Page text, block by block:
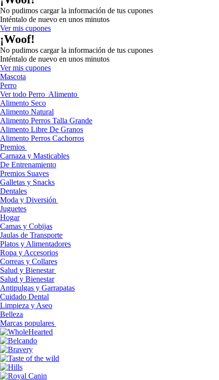
No pudimos cargar la información de tus cupones
Inténtalo de nuevo en unos minutos
Ver mis cupones
¡Woof!
No pudimos cargar la información de tus cupones
Inténtalo de nuevo en unos minutos
Ver mis cupones
Mascota
Perro
Ver todo Perro Alimento
Alimento Seco
Alimento Natural
Alimento Perros Talla Grande
Alimento Libre De Granos
Alimento Perros Cachorros
Premios
Carnaza y Masticables
De Entrenamiento
Premios Suaves
Galletas y Snacks
Dentales
Moda y Diversión
Juguetes
Hogar
Camas y Cobijas
Jaulas de Transporte
Platos y Alimentadores
Ropa y Accesorios
Correas y Collares
Salud y Bienestar
Salud y Bienestar
Antipulgas y Garrapatas
Cuidado Dental
Limpieza y Aseo
Belleza
Marcas populares